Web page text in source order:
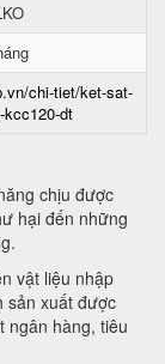
chi-tiet/ket-sat-
kcc120-dt
chịu được
hại đến những
vật liệu nhập
sản xuất được
ngân hàng, tiêu